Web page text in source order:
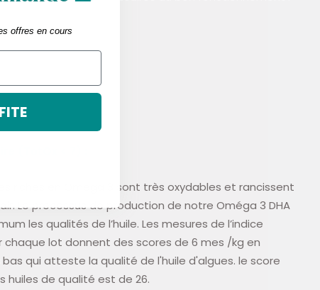
riches en Omega 3 sont très oxydables et rancissent
Le processus de production de notre Oméga 3 DHA
les qualités de l’huile. Les mesures de l’indice
chaque lot donnent des scores de 6 mes /kg en
qui atteste la qualité de l'huile d'algues. le score
huiles de qualité est de 26.
offres en cours